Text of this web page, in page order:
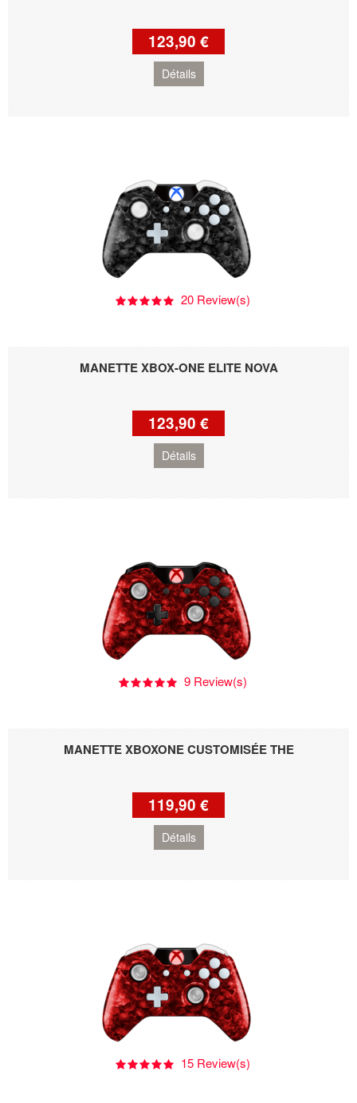
123,90 €
Détails
MANETTE XBOX-ONE ELITE NOVA
20 Review(s)
123,90 €
Détails
MANETTE XBOXONE CUSTOMISÉE THE
9 Review(s)
119,90 €
Détails
15 Review(s)